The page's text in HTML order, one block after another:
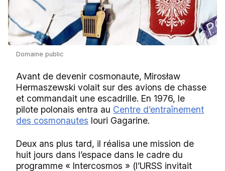
Domaine public
Avant de devenir cosmonaute, Mirosław
Hermaszewski volait sur des avions de chasse
et commandait une escadrille. En 1976, le
pilote polonais entra au Centre d’entraînement
des cosmonautes Iouri Gagarine.
Deux ans plus tard, il réalisa une mission de
huit jours dans l’espace dans le cadre du
programme « Intercosmos » (l’URSS invitait